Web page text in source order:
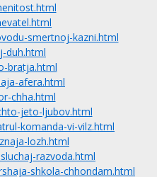
smertnoj-kazni.html
duh.html
bratja.html
afera.html
chha.html
jeto-ljubov.html
komanda-vi-vilz.html
lozh.html
razvoda.html
shkola-chhondam.html